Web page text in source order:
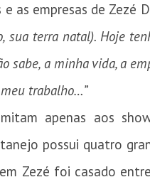
as empresas de Zezé
terra natal). Hoje
sabe, a minha vida, a
trabalho…”
apenas aos
possui quatro
Zezé foi casado